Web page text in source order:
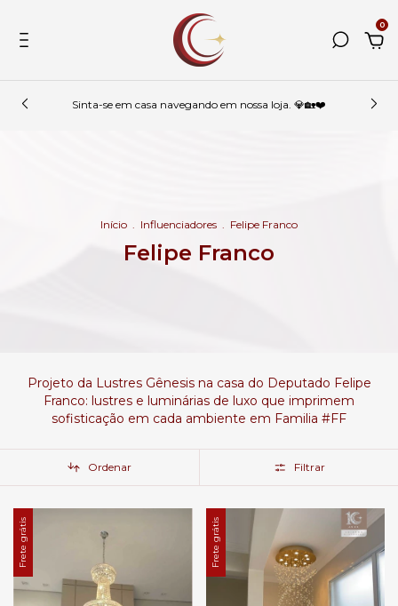
0
Sinta-se em casa navegando em nossa loja. 💎🏡❤️
Início . Influenciadores . Felipe Franco
Felipe Franco
Projeto da Lustres Gênesis na casa do Deputado Felipe
Franco: lustres e luminárias de luxo que imprimem
sofisticação em cada ambiente em Familia #FF
Ordenar Filtrar
Frete grátis Frete grátis